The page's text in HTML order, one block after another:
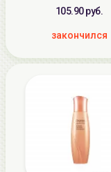
105.90 руб.
закончился